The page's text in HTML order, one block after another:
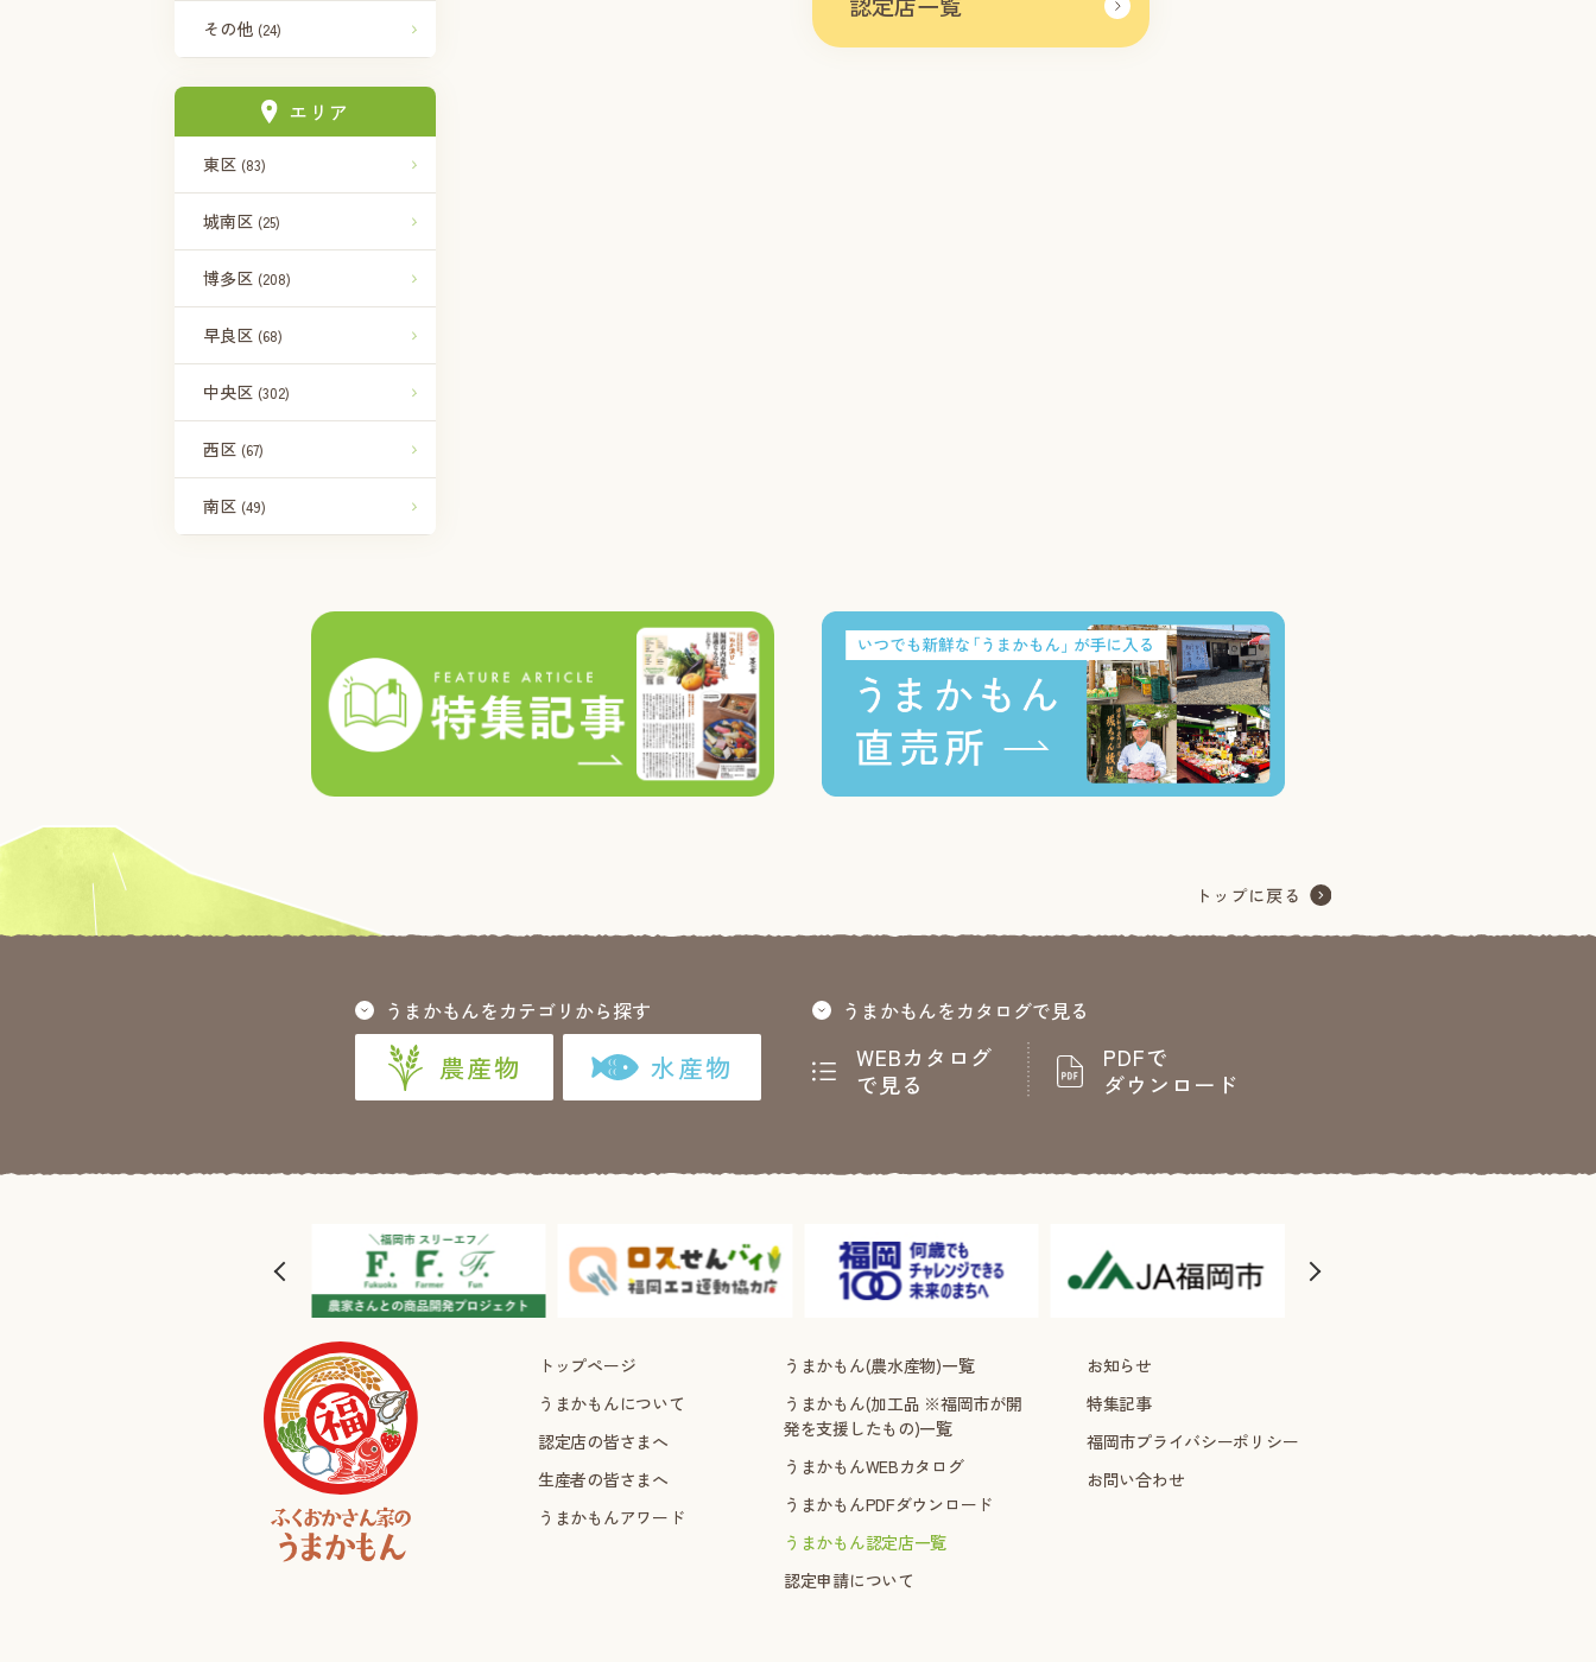
その他 (24)
エリア
東区 (83)
城南区 (25)
博多区 (208)
早良区 (68)
中央区 (302)
西区 (67)
南区 (49)
うまかもんをカテゴリから探す
農産物 水産物
うまかもんをカタログで見る
WEBカタログ
で見る
PDFで
ダウンロード
トップページ
うまかもんについて
認定店の皆さまへ
生産者の皆さまへ
うまかもんアワード
うまかもん(農水産物)一覧
うまかもん(加工品 ※福岡市が開
発を支援したもの)一覧
うまかもんWEBカタログ
うまかもんPDFダウンロード
うまかもん認定店一覧
認定申請について
お知らせ
特集記事
福岡市プライバシーポリシー
お問い合わせ